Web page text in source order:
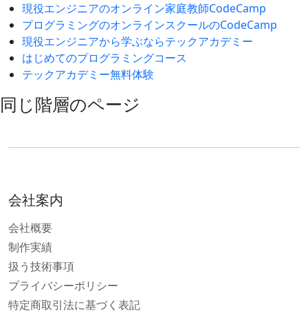
現役エンジニアのオンライン家庭教師CodeCamp
プログラミングのオンラインスクールのCodeCamp
現役エンジニアから学ぶならテックアカデミー
はじめてのプログラミングコース
テックアカデミー無料体験
同じ階層のページ
会社案内
会社概要
制作実績
扱う技術事項
プライバシーポリシー
特定商取引法に基づく表記